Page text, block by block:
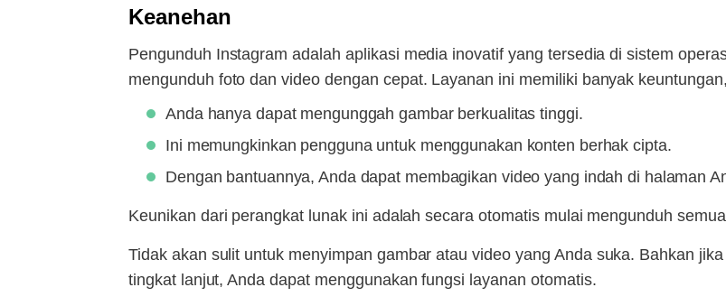
Keanehan
Pengunduh Instagram adalah aplikasi media inovatif yang tersedia di sistem
mengunduh foto dan video dengan cepat. Layanan ini memiliki banyak
Anda hanya dapat mengunggah gambar berkualitas tinggi.
Ini memungkinkan pengguna untuk menggunakan konten berhak cipta.
Dengan bantuannya, Anda dapat membagikan video yang indah di halaman
Keunikan dari perangkat lunak ini adalah secara otomatis mulai mengunduh
Tidak akan sulit untuk menyimpan gambar atau video yang Anda suka. Bahkan
tingkat lanjut, Anda dapat menggunakan fungsi layanan otomatis.